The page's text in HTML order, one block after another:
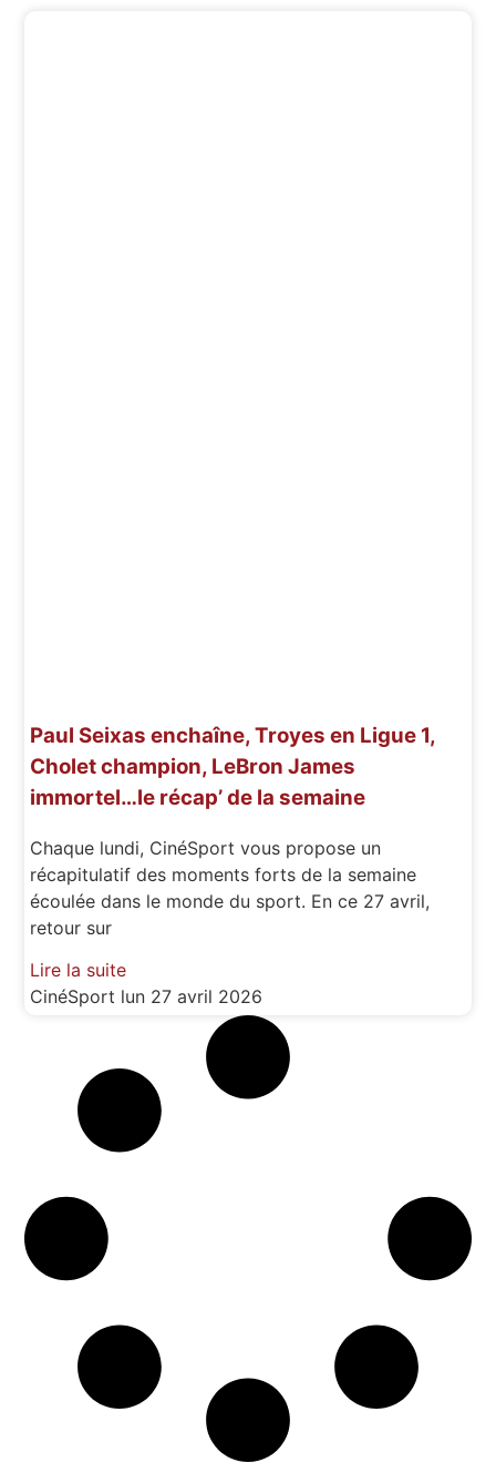
Paul Seixas enchaîne, Troyes en Ligue 1,
Cholet champion, LeBron James
immortel…le récap’ de la semaine
Chaque lundi, CinéSport vous propose un
récapitulatif des moments forts de la semaine
écoulée dans le monde du sport. En ce 27 avril,
retour sur
Lire la suite
CinéSport lun 27 avril 2026